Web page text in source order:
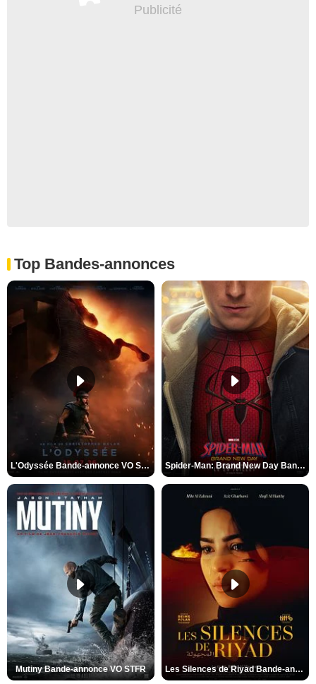
Top Bandes-annonces
L'Odyssée Bande-annonce VO STFR Spider-Man: Brand New Day Bande-annonce VO STFR
Mutiny Bande-annonce VO STFR Les Silences de Riyad Bande-annonce VO STFR